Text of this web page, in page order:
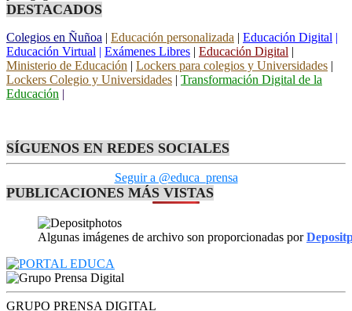
DESTACADOS
Colegios en Ñuñoa | Educación personalizada | Educación Digital |
Educación Virtual | Exámenes Libres | Educación Digital |
Ministerio de Educación | Lockers para colegios y Universidades |
Lockers Colegio y Universidades | Transformación Digital de la
Educación |
SÍGUENOS EN REDES SOCIALES
Seguir a @educa_prensa
PUBLICACIONES MÁS VISTAS
Algunas imágenes de archivo son proporcionadas por
GRUPO PRENSA DIGITAL